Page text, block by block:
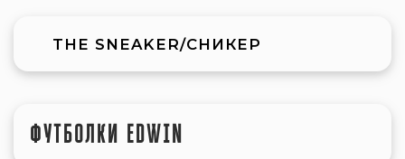
THE SNEAKER/СНИКЕР
ФУТБОЛКИ EDWIN